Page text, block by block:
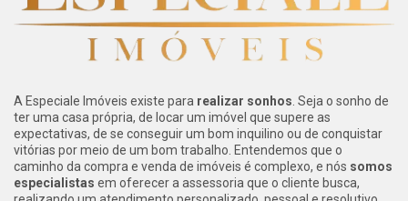
A Especiale Imóveis existe para realizar sonhos . Seja o sonho de
ter uma casa própria, de locar um imóvel que supere as
expectativas, de se conseguir um bom inquilino ou de conquistar
vitórias por meio de um bom trabalho. Entendemos que o
caminho da compra e venda de imóveis é complexo, e nós somos
especialistas em oferecer a assessoria que o cliente busca,